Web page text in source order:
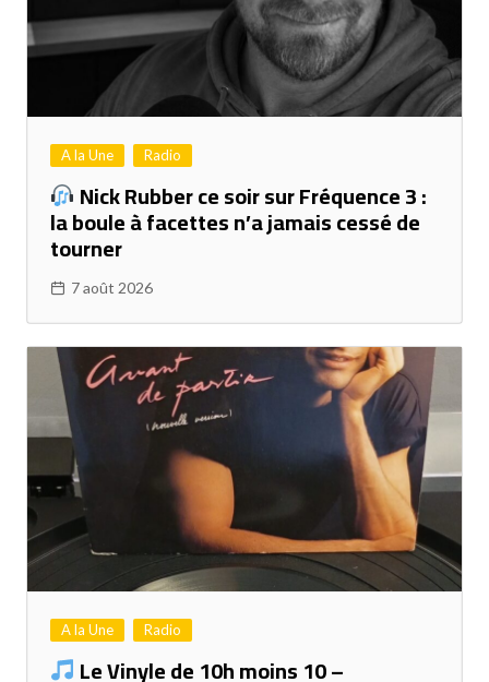
A la Une Radio
Nick Rubber ce soir sur Fréquence 3 :
la boule à facettes n’a jamais cessé de
tourner
7 août 2026
A la Une Radio
Le Vinyle de 10h moins 10 –